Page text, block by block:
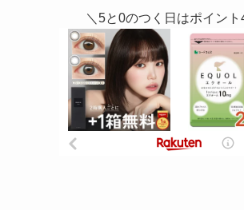
＼5と0のつく日はポイント